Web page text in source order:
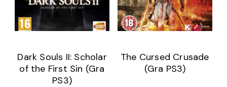
Dark Souls II: Scholar
of the First Sin (Gra
PS3)
The Cursed Crusade
(Gra PS3)